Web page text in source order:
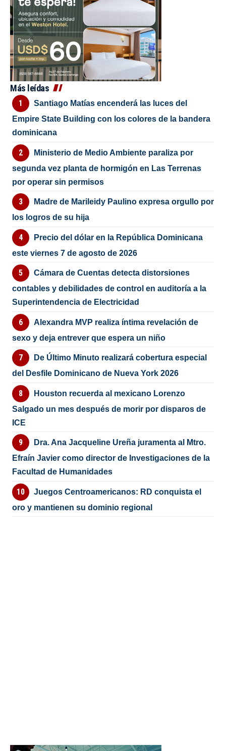
Más leídas
Santiago Matías encenderá las luces del
Empire State Building con los colores de la bandera
dominicana
Ministerio de Medio Ambiente paraliza por
segunda vez planta de hormigón en Las Terrenas
por operar sin permisos
Madre de Marileidy Paulino expresa orgullo por
los logros de su hija
Precio del dólar en la República Dominicana
este viernes 7 de agosto de 2026
Cámara de Cuentas detecta distorsiones
contables y debilidades de control en auditoría a la
Superintendencia de Electricidad
Alexandra MVP realiza íntima revelación de
sexo y deja entrever que espera un niño
De Último Minuto realizará cobertura especial
del Desfile Dominicano de Nueva York 2026
Houston recuerda al mexicano Lorenzo
Salgado un mes después de morir por disparos de
ICE
Dra. Ana Jacqueline Ureña juramenta al Mtro.
Efraín Javier como director de Investigaciones de la
Facultad de Humanidades
Juegos Centroamericanos: RD conquista el
oro y mantienen su dominio regional